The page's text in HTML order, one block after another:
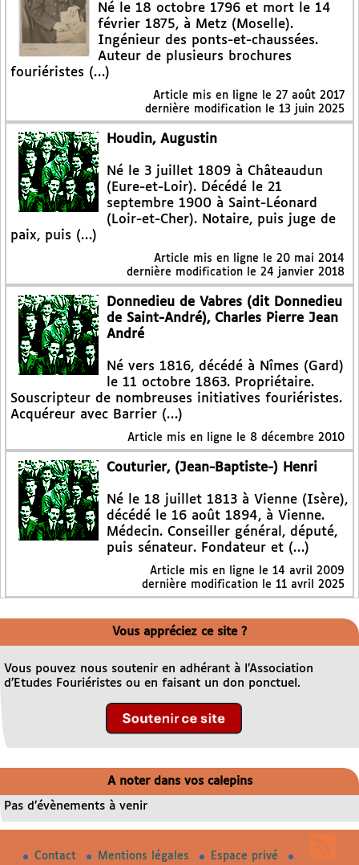
Né le 18 octobre 1796 et mort le 14
février 1875, à Metz (Moselle).
Ingénieur des ponts-et-chaussées.
Auteur de plusieurs brochures
fouriéristes (…)
Article mis en ligne le 27 août 2017
dernière modification le 13 juin 2025
Houdin, Augustin
Né le 3 juillet 1809 à Châteaudun
(Eure-et-Loir). Décédé le 21
septembre 1900 à Saint-Léonard
(Loir-et-Cher). Notaire, puis juge de
paix, puis (…)
Article mis en ligne le 20 mai 2014
dernière modification le 24 janvier 2018
Donnedieu de Vabres (dit Donnedieu
de Saint-André), Charles Pierre Jean
André
Né vers 1816, décédé à Nîmes (Gard)
le 11 octobre 1863. Propriétaire.
Souscripteur de nombreuses initiatives fouriéristes.
Acquéreur avec Barrier (…)
Article mis en ligne le 8 décembre 2010
Couturier, (Jean-Baptiste-) Henri
Né le 18 juillet 1813 à Vienne (Isère),
décédé le 16 août 1894, à Vienne.
Médecin. Conseiller général, député,
puis sénateur. Fondateur et (…)
Article mis en ligne le 14 avril 2009
dernière modification le 11 avril 2025
Vous appréciez ce site ?
Vous pouvez nous soutenir en adhérant à l’Association
d’Etudes Fouriéristes ou en faisant un don ponctuel.
A noter dans vos calepins
Pas d’évènements à venir
Contact Mentions légales Espace privé